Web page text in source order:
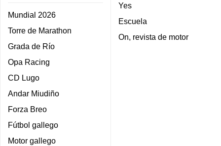
Mundial 2026
Torre de Marathon
Grada de Río
Opa Racing
CD Lugo
Andar Miudiño
Forza Breo
Fútbol gallego
Motor gallego
Yes
Escuela
On, revista de motor